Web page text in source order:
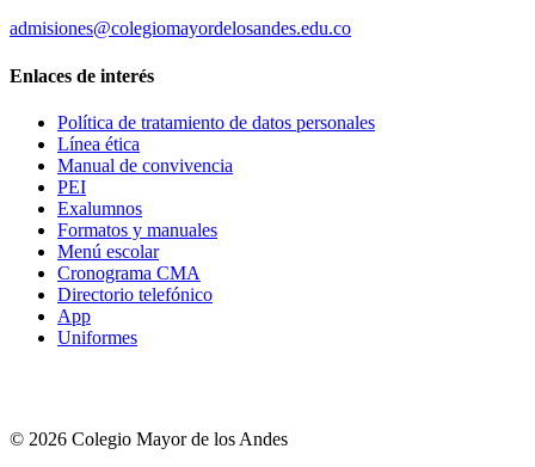
admisiones@colegiomayordelosandes.edu.co
Enlaces de interés
Política de tratamiento de datos personales
Línea ética
Manual de convivencia
PEI
Exalumnos
Formatos y manuales
Menú escolar
Cronograma CMA
Directorio telefónico
App
Uniformes
© 2026 Colegio Mayor de los Andes